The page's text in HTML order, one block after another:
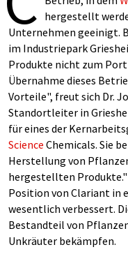
hergestellt
Unternehmen geeinigt.
im Industriepark
Produkte nicht zum
Übernahme dieses
Vorteile", freut sich Dr.
Standortleiter in
für eines der
Science Chemicals. Sie
Herstellung von
hergestellten Produkte."
Position von Clariant in
wesentlich verbessert.
Bestandteil von
Unkräuter bekämpfen.